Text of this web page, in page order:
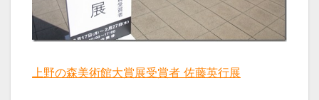
上野の森美術館大賞展受賞者 佐藤英行展